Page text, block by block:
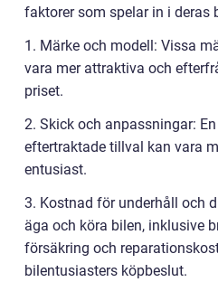
faktorer som spelar in i deras
1. Märke och modell: Vissa
vara mer attraktiva och
priset.
2. Skick och anpassningar:
eftertraktade tillval kan vara
entusiast.
3. Kostnad för underhåll och
äga och köra bilen, inklusive
försäkring och
bilentusiasters köpbeslut.